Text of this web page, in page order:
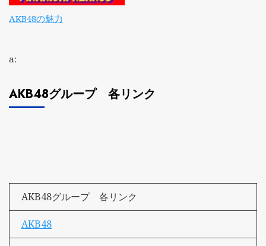
AKB48の魅力
a:
AKB48グループ 各リンク
AKB48グループ 各リンク
AKB48